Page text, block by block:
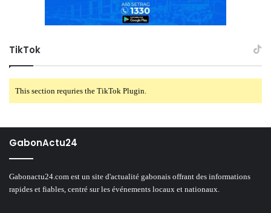
TikTok
This section requries the TikTok Plugin.
GabonActu24
Gabonactu24.com est un site d'actualité gabonais offrant des informations
rapides et fiables, centré sur les événements locaux et nationaux.